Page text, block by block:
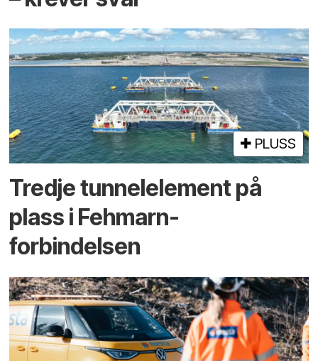
PLUSS
Tredje tunnel­element på
plass i Fehmarn-
forbindelsen